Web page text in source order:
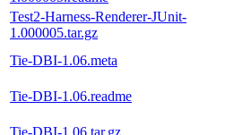
Test2-Harness-Renderer-JUnit-
1.000005.tar.gz
Tie-DBI-1.06.meta
Tie-DBI-1.06.readme
Tie-DBI-1.06.tar.gz